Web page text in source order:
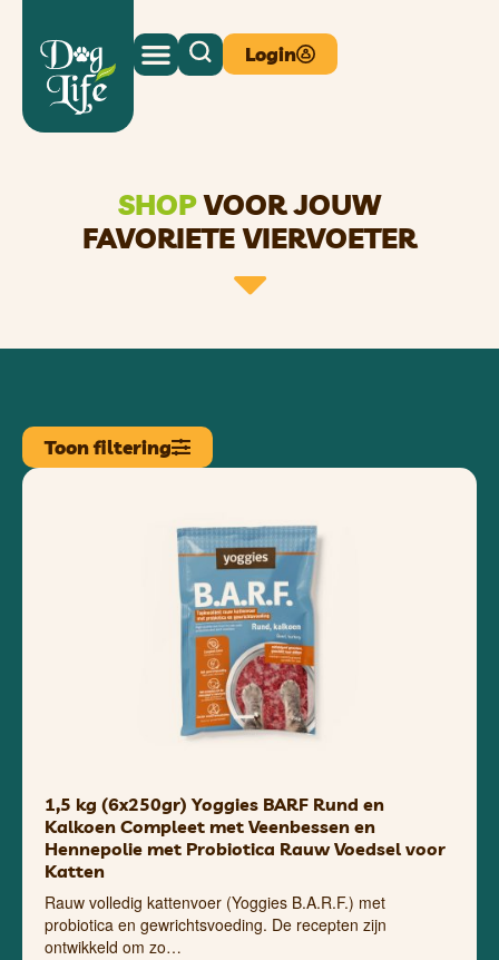
Login
SHOPVOOR JOUW
FAVORIETE VIERVOETER
Toon filtering
1,5 kg (6x250gr) Yoggies BARF Rund en
Kalkoen Compleet met Veenbessen en
Hennepolie met Probiotica Rauw Voedsel voor
Katten
Rauw volledig kattenvoer (Yoggies B.A.R.F.) met
probiotica en gewrichtsvoeding. De recepten zijn
ontwikkeld om zo…